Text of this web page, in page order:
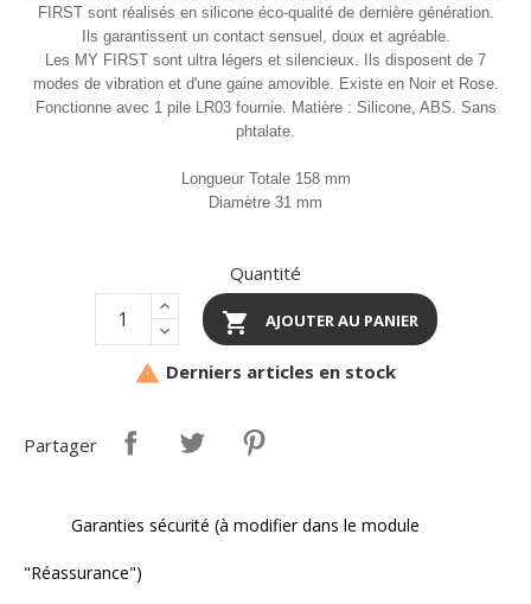
FIRST sont réalisés en silicone éco-qualité de dernière génération.
Ils garantissent un contact sensuel, doux et agréable.
Les MY FIRST sont ultra légers et silencieux. Ils disposent de 7
modes de vibration et d'une gaine amovible. Existe en Noir et Rose.
Fonctionne avec 1 pile LR03 fournie. Matière : Silicone, ABS. Sans
phtalate.
Longueur Totale 158 mm
Diamètre 31 mm
Quantité
 AJOUTER AU PANIER
 Derniers articles en stock
Partager
Garanties sécurité (à modifier dans le module
"Réassurance")